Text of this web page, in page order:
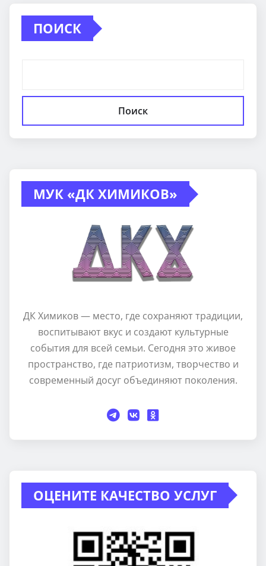
ПОИСК
Поиск
МУК «ДК ХИМИКОВ»
ДК Химиков — место, где сохраняют традиции,
воспитывают вкус и создают культурные
события для всей семьи. Сегодня это живое
пространство, где патриотизм, творчество и
современный досуг объединяют поколения.
ОЦЕНИТЕ КАЧЕСТВО УСЛУГ